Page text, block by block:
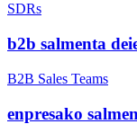
SDRs
b2b salmenta
B2B Sales Teams
enpresako